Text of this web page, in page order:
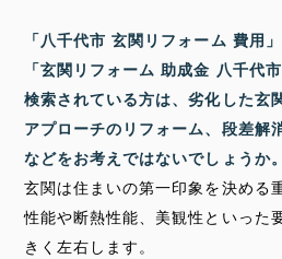
「八千代市 玄関リフォーム 費用
「玄関リフォーム 助成金 八千代
検索されている方は、劣化した玄
アプローチのリフォーム、段差解
などをお考えではないでしょうか。
玄関は住まいの第一印象を決める
性能や断熱性能、美観性といった
きく左右します。